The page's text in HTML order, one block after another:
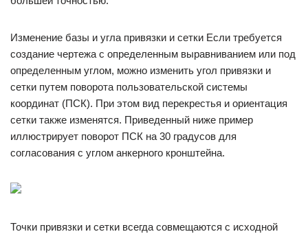
Изменение базы и угла привязки и сетки Если требуется
создание чертежа с определенным выравниванием или под
определенным углом, можно изменить угол привязки и
сетки путем поворота пользовательской системы
координат (ПСК). При этом вид перекрестья и ориентация
сетки также изменятся. Приведенный ниже пример
иллюстрирует поворот ПСК на 30 градусов для
согласования с углом анкерного кронштейна.
Точки привязки и сетки всегда совмещаются с исходной